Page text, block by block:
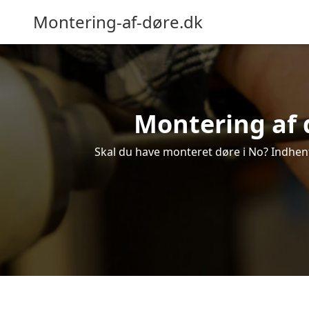
Montering-af-døre.dk
Montering af
Skal du have monteret døre i No?